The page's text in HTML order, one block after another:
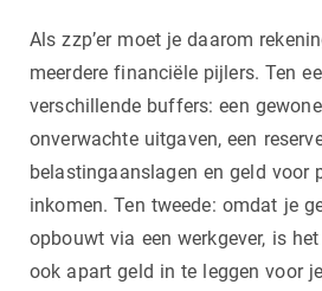
Als zzp’er moet je daarom
meerdere financiële pijlers. Ten
verschillende buffers: een
onverwachte uitgaven, een
belastingaanslagen en geld voor
inkomen. Ten tweede: omdat je
opbouwt via een werkgever, is
ook apart geld in te leggen voor